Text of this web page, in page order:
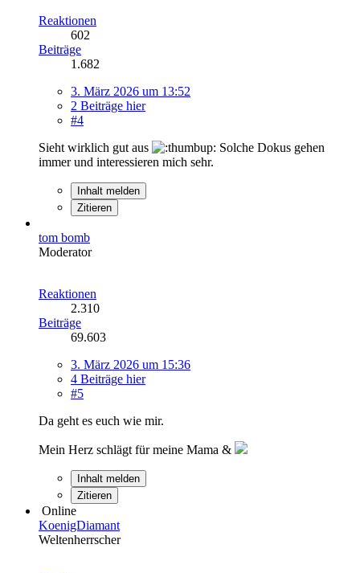
Reaktionen
602
Beiträge
1.682
3. März 2026 um 13:52
2 Beiträge hier
#4
Sieht wirklich gut aus
Solche Dokus gehen
immer und interessieren mich sehr.
Inhalt melden
Zitieren
tom bomb
Moderator
Reaktionen
2.310
Beiträge
69.603
3. März 2026 um 15:36
4 Beiträge hier
#5
Da geht es euch wie mir.
Mein Herz schlägt für meine Mama &
Inhalt melden
Zitieren
Online
KoenigDiamant
Weltenherrscher